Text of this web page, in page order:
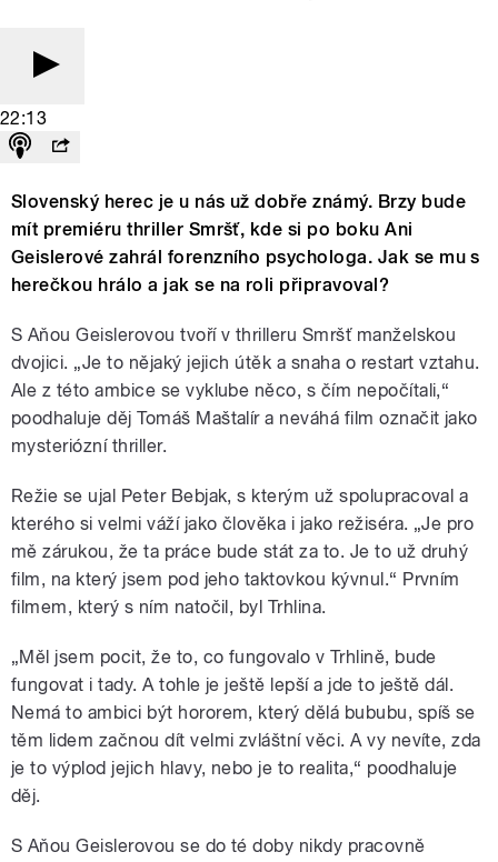
22:13
Slovenský herec je u nás už dobře známý. Brzy bude
mít premiéru thriller Smršť, kde si po boku Ani
Geislerové zahrál forenzního psychologa. Jak se mu s
herečkou hrálo a jak se na roli připravoval?
S Aňou Geislerovou tvoří v thrilleru Smršť manželskou
dvojici. „Je to nějaký jejich útěk a snaha o restart vztahu.
Ale z této ambice se vyklube něco, s čím nepočítali,“
poodhaluje děj Tomáš Maštalír a neváhá film označit jako
mysteriózní thriller.
Režie se ujal Peter Bebjak, s kterým už spolupracoval a
kterého si velmi váží jako člověka i jako režiséra. „Je pro
mě zárukou, že ta práce bude stát za to. Je to už druhý
film, na který jsem pod jeho taktovkou kývnul.“ Prvním
filmem, který s ním natočil, byl Trhlina.
„Měl jsem pocit, že to, co fungovalo v Trhlině, bude
fungovat i tady. A tohle je ještě lepší a jde to ještě dál.
Nemá to ambici být hororem, který dělá bububu, spíš se
těm lidem začnou dít velmi zvláštní věci. A vy nevíte, zda
je to výplod jejich hlavy, nebo je to realita,“ poodhaluje
děj.
S Aňou Geislerovou se do té doby nikdy pracovně